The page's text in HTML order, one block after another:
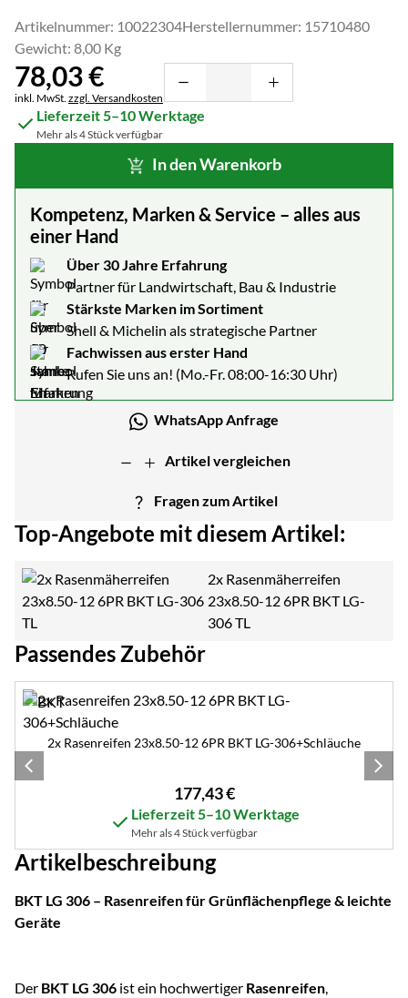
Artikelnummer: 10022304Herstellernummer: 15710480
Gewicht: 8,00 Kg
78,03€
Steuerhinweis:
inkl. MwSt. zzgl. Versandkosten
Lieferzeit 5–10 Werktage
Mehr als 4 Stück verfügbar
In den Warenkorb
Kompetenz, Marken & Service – alles aus
einer Hand
Über 30 Jahre Erfahrung
Partner für Landwirtschaft, Bau & Industrie
Stärkste Marken im Sortiment
Shell & Michelin als strategische Partner
Fachwissen aus erster Hand
Rufen Sie uns an! (Mo.-Fr. 08:00-16:30 Uhr)
WhatsApp Anfrage
Artikel vergleichen
Fragen zum Artikel
Top-Angebote mit diesem Artikel:
2x Rasenmäherreifen
23x8.50-12 6PR BKT LG-
306 TL
Passendes Zubehör
Zubehör überspringen
2x Rasenreifen 23x8.50-12 6PR BKT LG-306+Schläuche
177,43€
Lieferzeit 5–10 Werktage
Mehr als 4 Stück verfügbar
Artikelbeschreibung
BKT LG 306 – Rasenreifen für Grünflächenpflege & leichte
Geräte
Der BKT LG 306 ist ein hochwertiger Rasenreifen,